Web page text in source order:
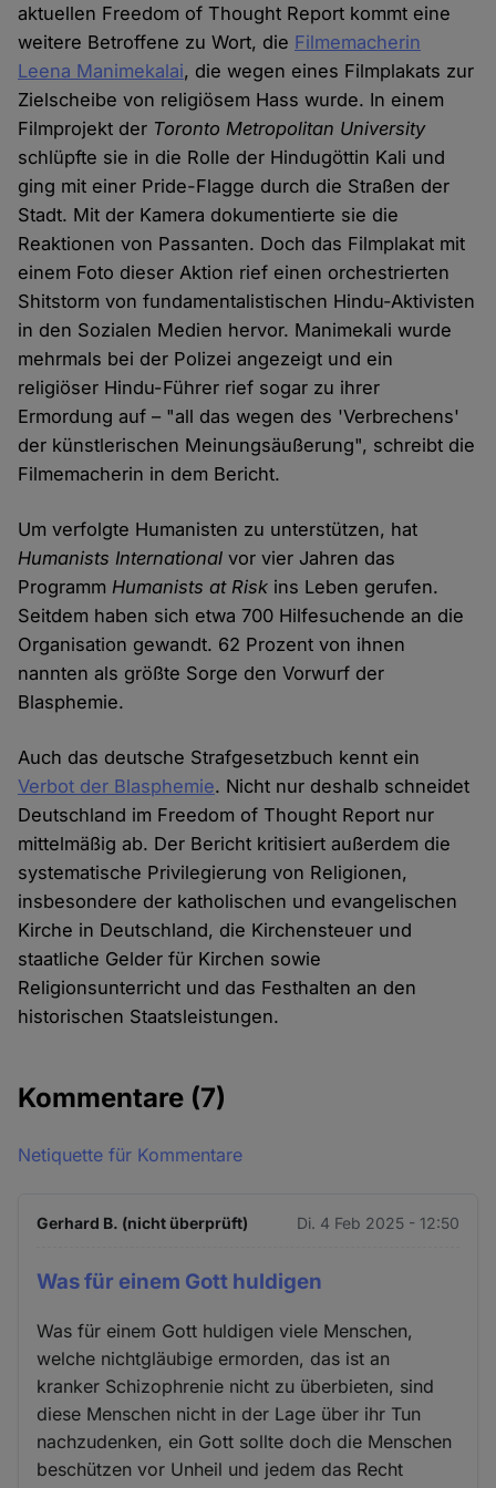
aktuellen Freedom of Thought Report kommt eine
weitere Betroffene zu Wort, die Filmemacherin
Leena Manimekalai, die wegen eines Filmplakats zur
Zielscheibe von religiösem Hass wurde. In einem
Filmprojekt der Toronto Metropolitan University
schlüpfte sie in die Rolle der Hindugöttin Kali und
ging mit einer Pride-Flagge durch die Straßen der
Stadt. Mit der Kamera dokumentierte sie die
Reaktionen von Passanten. Doch das Filmplakat mit
einem Foto dieser Aktion rief einen orchestrierten
Shitstorm von fundamentalistischen Hindu-Aktivisten
in den Sozialen Medien hervor. Manimekali wurde
mehrmals bei der Polizei angezeigt und ein
religiöser Hindu-Führer rief sogar zu ihrer
Ermordung auf – "all das wegen des 'Verbrechens'
der künstlerischen Meinungsäußerung", schreibt die
Filmemacherin in dem Bericht.
Um verfolgte Humanisten zu unterstützen, hat
Humanists International vor vier Jahren das
Programm Humanists at Risk ins Leben gerufen.
Seitdem haben sich etwa 700 Hilfesuchende an die
Organisation gewandt. 62 Prozent von ihnen
nannten als größte Sorge den Vorwurf der
Blasphemie.
Auch das deutsche Strafgesetzbuch kennt ein
Verbot der Blasphemie. Nicht nur deshalb schneidet
Deutschland im Freedom of Thought Report nur
mittelmäßig ab. Der Bericht kritisiert außerdem die
systematische Privilegierung von Religionen,
insbesondere der katholischen und evangelischen
Kirche in Deutschland, die Kirchensteuer und
staatliche Gelder für Kirchen sowie
Religionsunterricht und das Festhalten an den
historischen Staatsleistungen.
Kommentare (7)
Netiquette für Kommentare
Gerhard B. (nicht überprüft) Di. 4 Feb 2025 - 12:50
Was für einem Gott huldigen
Was für einem Gott huldigen viele Menschen,
welche nichtgläubige ermorden, das ist an
kranker Schizophrenie nicht zu überbieten, sind
diese Menschen nicht in der Lage über ihr Tun
nachzudenken, ein Gott sollte doch die Menschen
beschützen vor Unheil und jedem das Recht